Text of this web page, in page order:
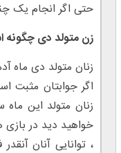
حتی اگر انجام یک
زن متولد دی
زنان متولد دی ماه
اگر جوابتان مثبت
زنان متولد این
خواهید دید در بازی
، توانایی آنان